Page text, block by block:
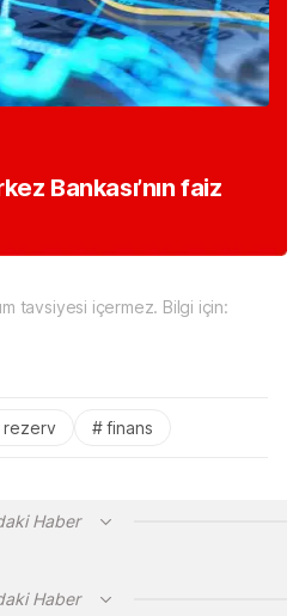
Bankası’nın faiz
tavsiyesi içermez. Bilgi için:
rezerv finans
Haber
Haber